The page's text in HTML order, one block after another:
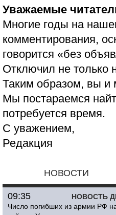
Уважаемые
Многие годы на
комментирования,
говорится «без
Отключил не только
Таким образом, вы и
Мы постараемся
потребуется время.
С уважением,
Редакция
НОВОСТИ
НОВОСТЬ
09:35
Число погибших из армии РФ